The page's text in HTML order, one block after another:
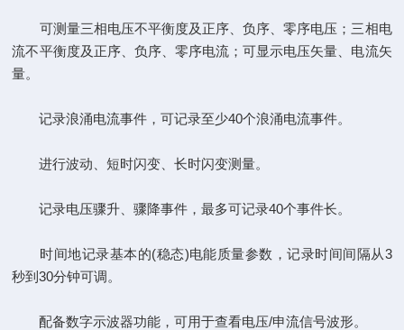
可测量三相电压不平衡度及正序、负序、零序电压；三相电
流不平衡度及正序、负序、零序电流；可显示电压矢量、电流矢
量。
记录浪涌电流事件，可记录至少40个浪涌电流事件。
进行波动、短时闪变、长时闪变测量。
记录电压骤升、骤降事件，最多可记录40个事件长。
时间地记录基本的(稳态)电能质量参数，记录时间间隔从3
秒到30分钟可调。
配备数字示波器功能，可用于查看电压/申流信号波形。